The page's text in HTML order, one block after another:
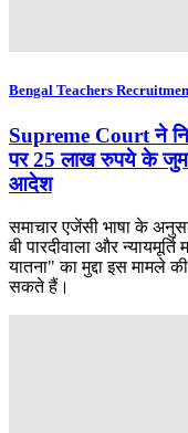
Bengal Teachers
Supreme Court ने
पर 25 लाख रुपये के
आदेश
समाचार एजेंसी भाषा के
बी पारदीवाला और
यातना" का मुद्दा इस मामले
सकते हैं।